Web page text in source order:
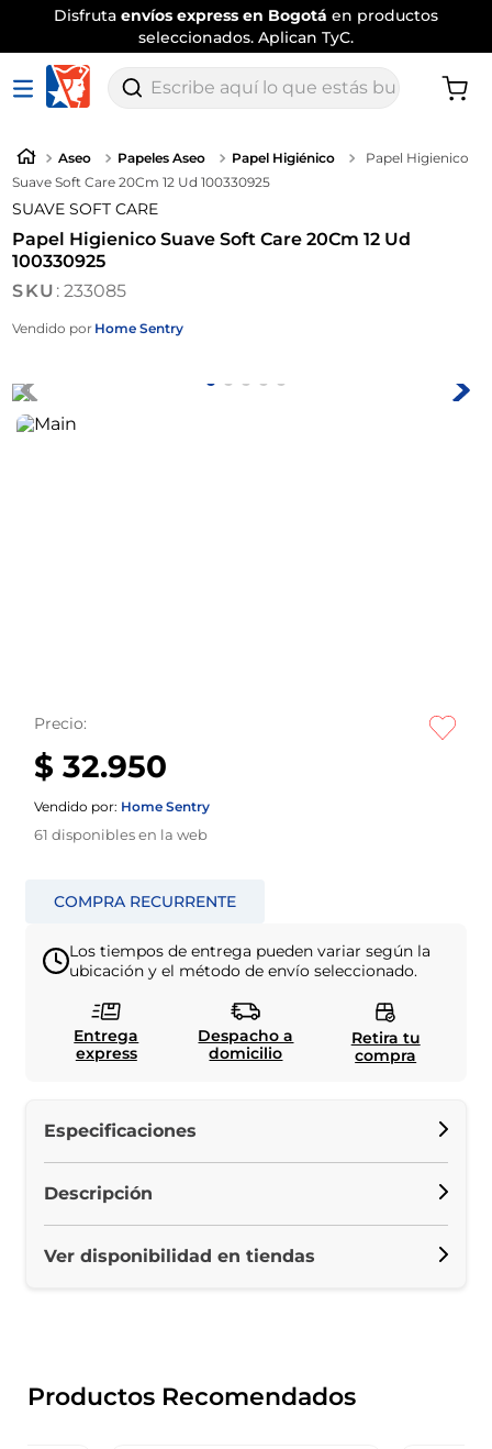
Disfruta envíos express en Bogotá en productos
seleccionados. Aplican TyC.
Escribe aquí lo que estás buscando
Aseo Papeles Aseo Papel Higiénico
Papel Higienico
Suave Soft Care 20Cm 12 Ud 100330925
SUAVE SOFT CARE
Papel Higienico Suave Soft Care 20Cm 12 Ud
100330925
:233085
Vendido por Home Sentry
Precio:
$ 32.950
Vendido por: Home Sentry
61 disponibles en la web
Los tiempos de entrega pueden variar según la
ubicación y el método de envío seleccionado.
Entrega
express
Despacho a
domicilio
Retira tu
compra
Especificaciones
Descripción
Ver disponibilidad en tiendas
Productos Recomendados